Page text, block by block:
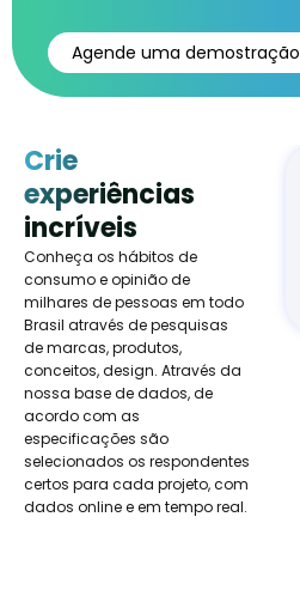
Agende uma demostração
Crie
experiências
incríveis
Conheça os hábitos de
consumo e opinião de
milhares de pessoas em todo
Brasil através de pesquisas
de marcas, produtos,
conceitos, design. Através da
nossa base de dados, de
acordo com as
especificações são
selecionados os respondentes
certos para cada projeto, com
dados online e em tempo real.